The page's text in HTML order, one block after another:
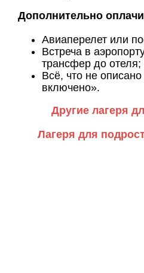
Дополнительно
Авиаперелет или
Встреча в
трансфер до отеля;
Всё, что не
включено».
Другие лагеря
Лагеря для